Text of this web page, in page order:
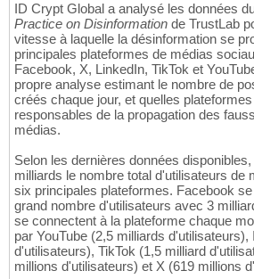
ID Crypt Global a analysé les données
Practice on Disinformation de TrustLab
vitesse à laquelle la désinformation se
principales plateformes de médias
Facebook, X, LinkedIn, TikTok et
propre analyse estimant le nombre de
créés chaque jour, et quelles
responsables de la propagation des
médias.
Selon les dernières données
milliards le nombre total d'utilisateurs de
six principales plateformes. Facebook
grand nombre d'utilisateurs avec 3
se connectent à la plateforme chaque
par YouTube (2,5 milliards
d'utilisateurs), TikTok (1,5 milliard
millions d'utilisateurs) et X (619 millions